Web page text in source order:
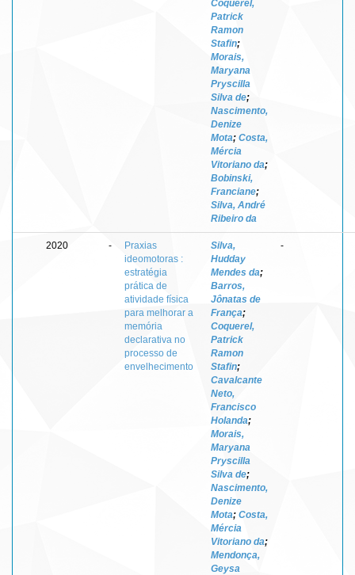
Coquerel,
Patrick
Ramon
Stafin;
Morais,
Maryana
Pryscilla
Silva de;
Nascimento,
Denize
Mota; Costa,
Mércia
Vitoriano da;
Bobinski,
Franciane;
Silva, André
Ribeiro da
2020 -
Praxias
ideomotoras :
estratégia
prática de
atividade física
para melhorar a
memória
declarativa no
processo de
envelhecimento
Silva,
Hudday
Mendes da;
Barros,
Jônatas de
França;
Coquerel,
Patrick
Ramon
Stafin;
Cavalcante
Neto,
Francisco
Holanda;
Morais,
Maryana
Pryscilla
Silva de;
Nascimento,
Denize
Mota; Costa,
Mércia
Vitoriano da;
Mendonça,
Geysa
-